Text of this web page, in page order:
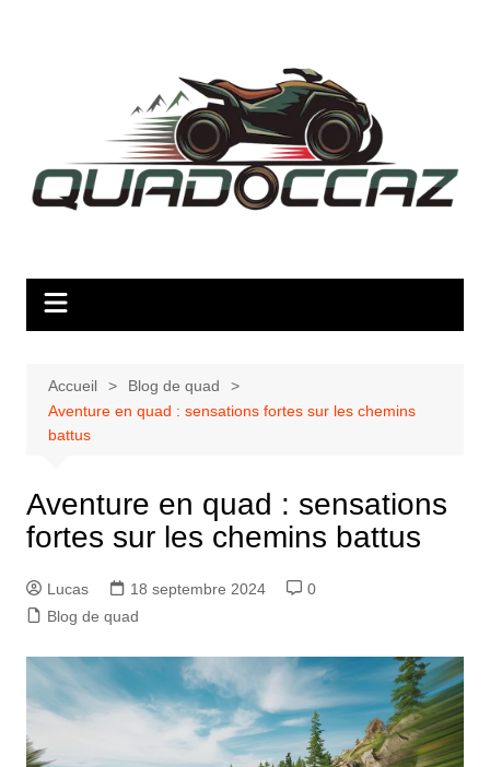
Accueil
Blog de quad
Aventure en quad : sensations fortes sur les chemins
battus
Aventure en quad : sensations
fortes sur les chemins battus
Lucas 18 septembre 2024
0
Blog de quad